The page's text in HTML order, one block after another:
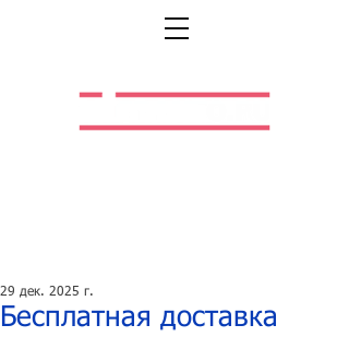
Бесплатная доставка
29 дек. 2025 г.